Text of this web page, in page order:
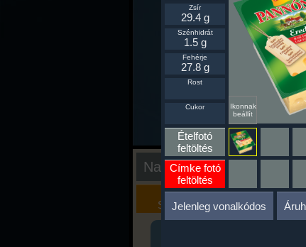
Nap kiértékelése
Kalória
Szimulátor
Szöveges
Értékelés
Ikonnak
beállít
Zsír
29.4 g
Szénhidrát
1.5 g
Fehérje
27.8 g
Rost
Cukor
Ételfotó
feltöltés
Címke fotó
feltöltés
Jelenleg vonalkódos